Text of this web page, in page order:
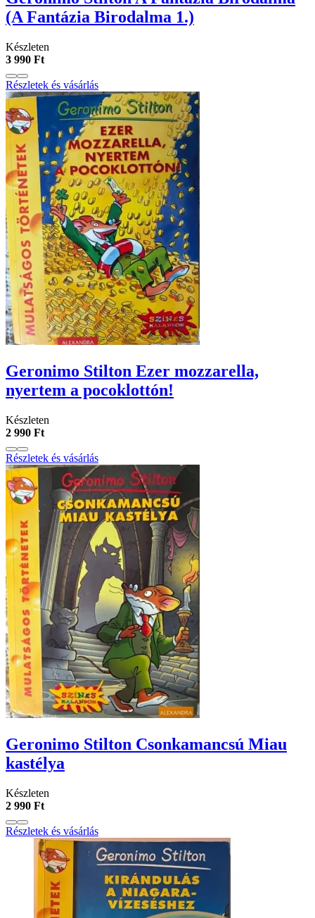
(A Fantázia Birodalma 1.)
Készleten
3 990 Ft
Részletek és vásárlás
Geronimo Stilton Ezer mozzarella,
nyertem a pocoklottón!
Készleten
2 990 Ft
Részletek és vásárlás
Geronimo Stilton Csonkamancsú Miau
kastélya
Készleten
2 990 Ft
Részletek és vásárlás